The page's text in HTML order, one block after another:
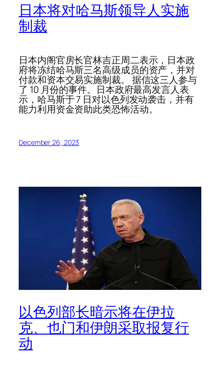
日本将对哈马斯领导人实施
制裁
日本内阁官房长官林吉正周二表示，日本政
府将冻结哈马斯三名高级成员的资产，并对
付款和资本交易实施制裁。 据信这三人参与
了 10 月份的事件。日本政府最高发言人表
示，哈马斯于 7 日对以色列发动袭击，并有
能力利用资金资助此类恐怖活动。
December 26, 2023
以色列部长暗示将在伊拉
克、也门和伊朗采取报复行
动